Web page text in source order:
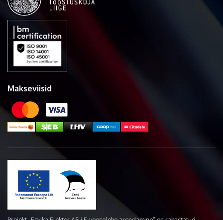
Makseviisid